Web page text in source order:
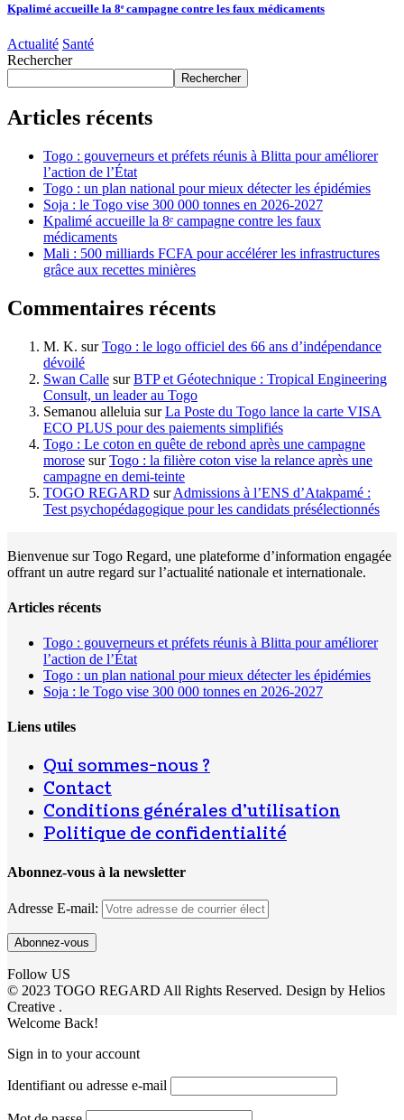
Kpalimé accueille la 8ᵉ campagne contre les faux médicaments
Actualité Santé
Rechercher
Rechercher
Articles récents
Togo : gouverneurs et préfets réunis à Blitta pour améliorer
l’action de l’État
Togo : un plan national pour mieux détecter les épidémies
Soja : le Togo vise 300 000 tonnes en 2026-2027
Kpalimé accueille la 8ᵉ campagne contre les faux
médicaments
Mali : 500 milliards FCFA pour accélérer les infrastructures
grâce aux recettes minières
Commentaires récents
M. K. surTogo : le logo officiel des 66 ans d’indépendance
dévoilé
Swan Calle surBTP et Géotechnique : Tropical Engineering
Consult, un leader au Togo
Semanou alleluia surLa Poste du Togo lance la carte VISA
ECO PLUS pour des paiements simplifiés
Togo : Le coton en quête de rebond après une campagne
morose surTogo : la filière coton vise la relance après une
campagne en demi-teinte
TOGO REGARD surAdmissions à l’ENS d’Atakpamé :
Test psychopédagogique pour les candidats présélectionnés
Bienvenue sur Togo Regard, une plateforme d’information engagée
offrant un autre regard sur l’actualité nationale et internationale.
Articles récents
Togo : gouverneurs et préfets réunis à Blitta pour améliorer
l’action de l’État
Togo : un plan national pour mieux détecter les épidémies
Soja : le Togo vise 300 000 tonnes en 2026-2027
Liens utiles
Qui sommes-nous ?
Contact
Conditions générales d’utilisation
Politique de confidentialité
Abonnez-vous à la newsletter
Adresse E-mail:
Follow US
© 2023 TOGO REGARD All Rights Reserved. Design by Helios
Creative .
Welcome Back!
Sign in to your account
Identifiant ou adresse e-mail